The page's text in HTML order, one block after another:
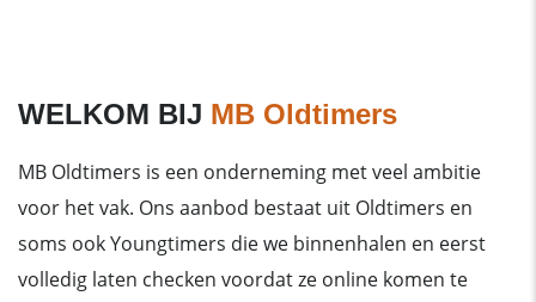
WELKOM BIJ MB Oldtimers
MB Oldtimers is een onderneming met veel ambitie
voor het vak. Ons aanbod bestaat uit Oldtimers en
soms ook Youngtimers die we binnenhalen en eerst
volledig laten checken voordat ze online komen te